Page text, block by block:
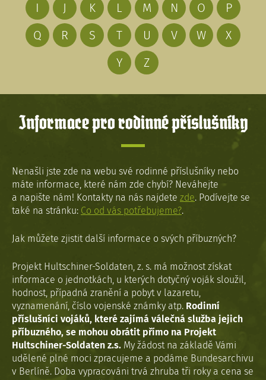
I
J K L M N O
P
Q
R S T U V W
X
Y
Z
Informace pro rodinné příslušníky
Nenašli jste zde na webu své rodinné příslušníky nebo
máte informace, které nám zde chybí? Neváhejte
a napište nám! Kontakty na nás najdete zde. Podívejte se
také na stránku: Co od vás potřebujeme?.
Jak můžete zjistit další informace o svých příbuzných?
Projekt Hultschiner-Soldaten, z. s. má možnost získat
informace o jednotkách, u kterých dotyčný voják sloužil,
hodnost, případná zranění a pobyt v lazaretu,
vyznamenání, číslo vojenské známky atp. Rodinní
příslušníci vojáků, které zajímá válečná služba jejich
příbuzného, se mohou obrátit přímo na Projekt
Hultschiner-Soldaten z.s. My žádost na základě Vámi
udělené plné moci zpracujeme a podáme Bundesarchivu
v Berlíně. Doba vypracováni trvá zhruba tři roky a cena se